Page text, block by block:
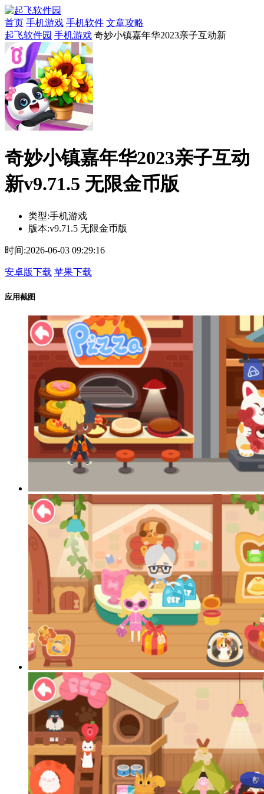
首页 手机游戏 手机软件 文章攻略
起飞软件园 手机游戏 奇妙小镇嘉年华2023亲子互动新
奇妙小镇嘉年华2023亲子互动
新v9.71.5 无限金币版
类型:手机游戏
版本:v9.71.5 无限金币版
时间:2026-06-03 09:29:16
安卓版下载 苹果下载
应用截图